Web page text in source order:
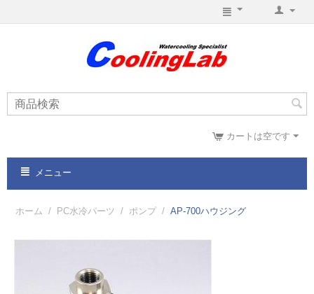
カートは空です
メニュー
ホーム / PC水冷パーツ / ポンプ / AP-700ハウジング